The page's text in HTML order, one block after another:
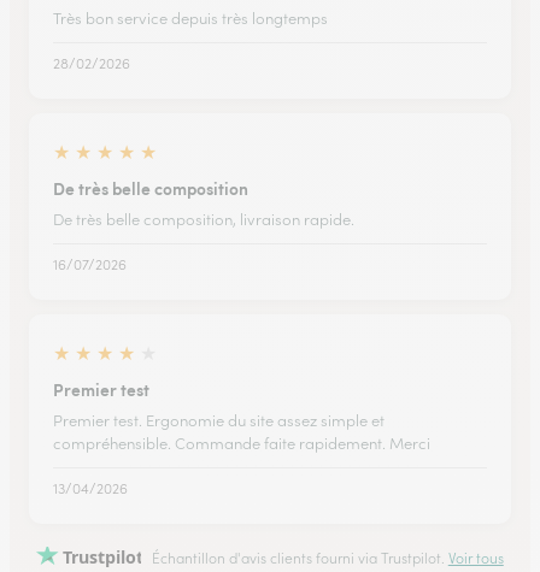
Très bon service depuis très longtemps
28/02/2026
★ ★ ★ ★ ★
De très belle composition
De très belle composition, livraison rapide.
16/07/2026
★ ★ ★ ★
Premier test
Premier test. Ergonomie du site assez simple et
compréhensible. Commande faite rapidement. Merci
13/04/2026
Trustpilot Échantillon d'avis clients fourni via Trustpilot. Voir tous